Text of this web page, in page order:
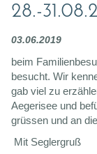
28.-
03.06.2019
beim
besucht. Wir
gab viel zu
Aegerisee und
grüssen und an
Mit Seglergruß